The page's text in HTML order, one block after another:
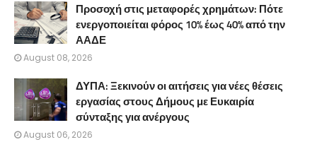
Προσοχή στις μεταφορές χρημάτων: Πότε
ενεργοποιείται φόρος 10% έως 40% από την
ΑΑΔΕ
August 08, 2026
ΔΥΠΑ: Ξεκινούν οι αιτήσεις για νέες θέσεις
εργασίας στους Δήμους με Ευκαιρία
σύνταξης για ανέργους
August 06, 2026